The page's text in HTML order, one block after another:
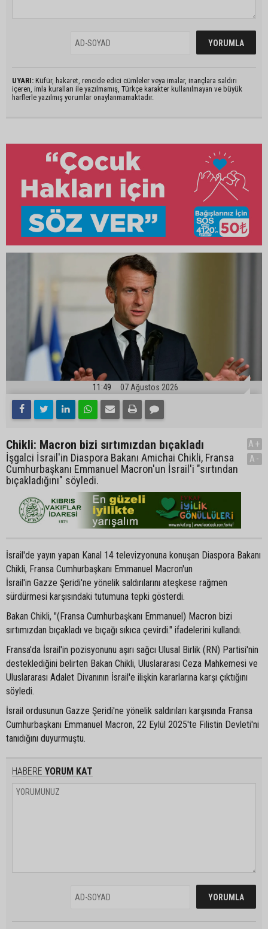
UYARI: Küfür, hakaret, rencide edici cümleler veya imalar, inançlara saldırı
içeren, imla kuralları ile yazılmamış, Türkçe karakter kullanılmayan ve büyük
harflerle yazılmış yorumlar onaylanmamaktadır.
11:49 07 Ağustos 2026
Chikli: Macron bizi sırtımızdan bıçakladı
İşgalci İsrail'in Diaspora Bakanı Amichai Chikli, Fransa
Cumhurbaşkanı Emmanuel Macron'un İsrail'i "sırtından
bıçakladığını" söyledi.
A+
A-
İsrail'de yayın yapan Kanal 14 televizyonuna konuşan Diaspora Bakanı
Chikli, Fransa Cumhurbaşkanı Emmanuel Macron'un
İsrail'in Gazze Şeridi'ne yönelik saldırılarını ateşkese rağmen
sürdürmesi karşısındaki tutumuna tepki gösterdi.
Bakan Chikli, "(Fransa Cumhurbaşkanı Emmanuel) Macron bizi
sırtımızdan bıçakladı ve bıçağı sıkıca çevirdi." ifadelerini kullandı.
Fransa'da İsrail'in pozisyonunu aşırı sağcı Ulusal Birlik (RN) Partisi'nin
desteklediğini belirten Bakan Chikli, Uluslararası Ceza Mahkemesi ve
Uluslararası Adalet Divanının İsrail'e ilişkin kararlarına karşı çıktığını
söyledi.
İsrail ordusunun Gazze Şeridi'ne yönelik saldırıları karşısında Fransa
Cumhurbaşkanı Emmanuel Macron, 22 Eylül 2025'te Filistin Devleti'ni
tanıdığını duyurmuştu.
HABERE YORUM KAT